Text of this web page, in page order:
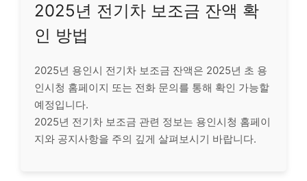
2025년 전기차 보조금 잔액 확
인 방법
2025년 용인시 전기차 보조금 잔액은 2025년 초 용
인시청 홈페이지 또는 전화 문의를 통해 확인 가능할
예정입니다.
2025년 전기차 보조금 관련 정보는 용인시청 홈페이
지와 공지사항을 주의 깊게 살펴보시기 바랍니다.